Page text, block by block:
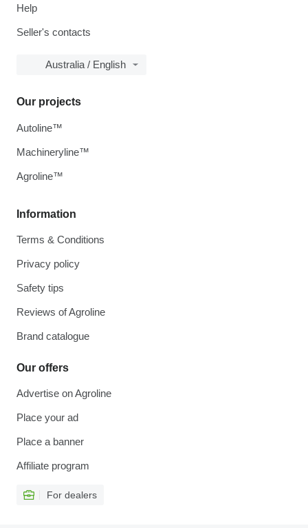
Help
Seller's contacts
Australia / English
Information
Terms & Conditions
Privacy policy
Safety tips
Reviews of Agroline
Brand catalogue
Our offers
Advertise on Agroline
Place your ad
Place a banner
Affiliate program
For dealers
Our projects
Autoline™
Machineryline™
Agroline™